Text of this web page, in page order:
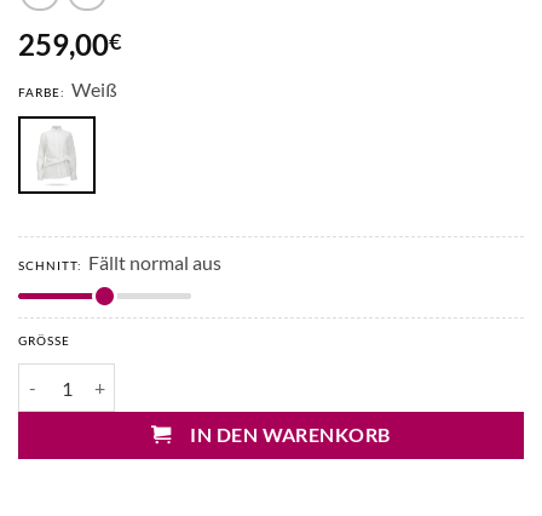
259,00€
FARBE: Weiß
SCHNITT: Fällt normal aus
GRÖSSE
IN DEN WARENKORB